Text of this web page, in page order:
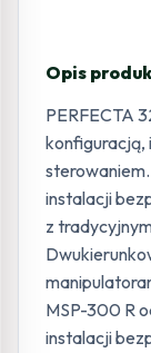
Opis
PERFECTA
konfiguracją,
instalacji
z
MSP-300 R
instalacji